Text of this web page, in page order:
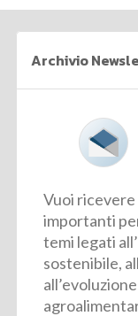
Archivio
Vuoi
importanti
temi legati
sostenibile,